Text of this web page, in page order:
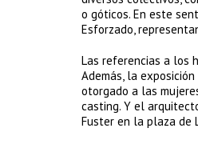
o góticos. En este
Esforzado,
Las referencias a los
Además, la
otorgado a las
casting. Y el
Fuster en la plaza de